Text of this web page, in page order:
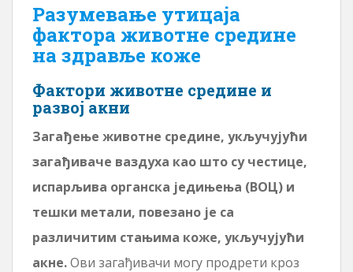
Разумевање утицаја
фактора животне средине
на здравље коже
Фактори животне средине и
развој акни
Загађење животне средине, укључујући
загађиваче ваздуха као што су честице,
испарљива органска једињења (ВОЦ) и
тешки метали, повезано је са
различитим стањима коже, укључујући
акне.Ови загађивачи могу продрети кроз